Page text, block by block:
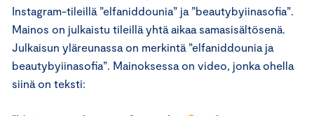
Instagram-tileillä ”elfaniddounia” ja ”beautybyiinasofia”.
Mainos on julkaistu tileillä yhtä aikaa samasisältösenä.
Julkaisun yläreunassa on merkintä ”elfaniddounia ja
beautybyiinasofia”. Mainoksessa on video, jonka ohella
siinä on teksti: